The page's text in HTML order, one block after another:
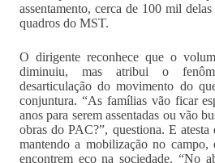
assentamento, cerca de 100 mil delas
quadros do MST.
O dirigente reconhece que o
diminuiu, mas atribui o
desarticulação do movimento do
conjuntura. “As famílias vão ficar
anos para serem assentadas ou vão
obras do PAC?”, questiona. E
mantendo a mobilização no campo,
encontrem eco na sociedade. “No